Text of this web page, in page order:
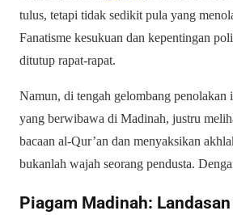
tulus, tetapi tidak sedikit pula yang
Fanatisme kesukuan dan kepentingan
ditutup rapat-rapat.
Namun, di tengah gelombang
yang berwibawa di Madinah, justru
bacaan al-Qur’an dan menyaksikan
bukanlah wajah seorang pendusta.
Piagam Madinah: